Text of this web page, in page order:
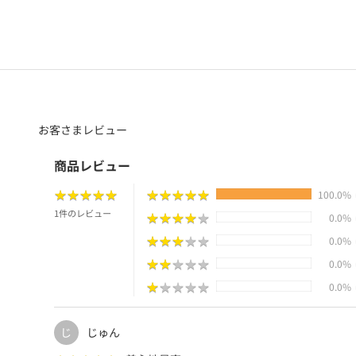
お客さまレビュー
商品レビュー
★★★★★
★★★★★
1件のレビュー
★★★★★
★★★★★ 100.0%
★★★★★
★★★★★ 0.0%
★★★★★
★★★★★ 0.0%
★★★★★
★★★★★ 0.0%
★★★★★
★★★★★ 0.0%
じ じゅん